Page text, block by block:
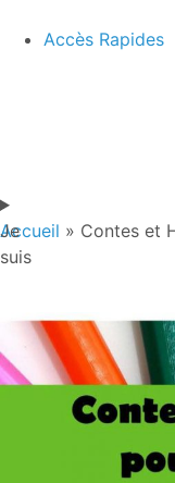
Accès Rapides
Je
suis
Accueil » Contes et